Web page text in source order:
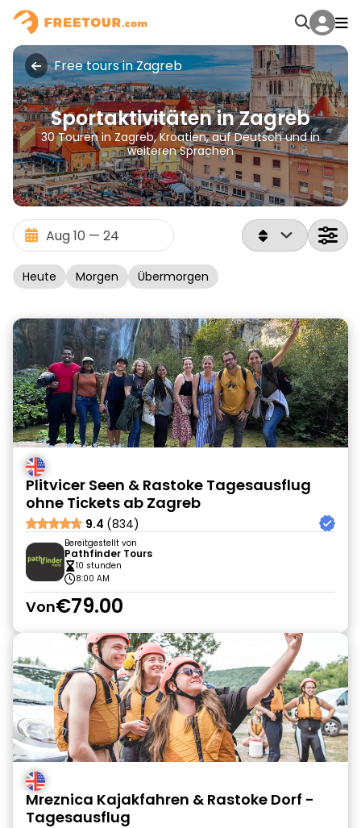
Free tours in Zagreb
Sportaktivitäten in Zagreb
30 Touren in Zagreb, Kroatien, auf Deutsch und in
weiteren Sprachen
Heute Morgen Übermorgen
Plitvicer Seen & Rastoke Tagesausflug
ohne Tickets ab Zagreb
9.4 (834)
Bereitgestellt von
Pathfinder Tours
10 stunden
8:00 AM
Von€79.00
Mreznica Kajakfahren & Rastoke Dorf -
Tagesausflug